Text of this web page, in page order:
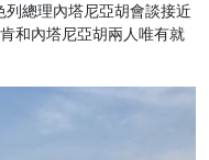
總理內塔尼亞胡會談接近
和內塔尼亞胡兩人唯有就